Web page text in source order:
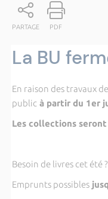
PARTAGE PDF
La BU
En raison des travaux
public à partir du 1er
Les collections
Besoin de livres cet été ?
Emprunts possibles